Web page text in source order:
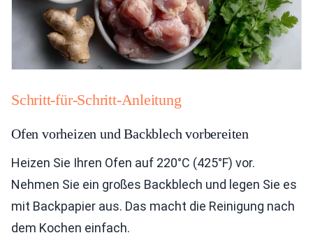
Schritt-für-Schritt-Anleitung
Ofen vorheizen und Backblech vorbereiten
Heizen Sie Ihren Ofen auf 220°C (425°F) vor.
Nehmen Sie ein großes Backblech und legen Sie es
mit Backpapier aus. Das macht die Reinigung nach
dem Kochen einfach.